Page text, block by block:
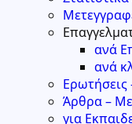
ανά
ανά
Ερωτήσεις
Άρθρα –
για